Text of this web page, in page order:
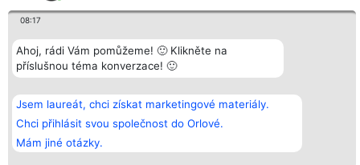
08:17
Ahoj, rádi Vám pomůžeme! 🙂 Klikněte na
příslušnou téma konverzace! 🙂
Jsem laureát, chci získat marketingové materiály.
Chci přihlásit svou společnost do Orlové.
Mám jiné otázky.
Organizátor hlasování
Bright Side Solutions sp. z o.
o. sp. k.
ul. Ruska 22
Wrocław 50-079
381313360 | NIP 8943132676
Vítězové
Seznam všech
laureátů
Zásady
Zásady
ochrany
osobních údajů
Kontakt